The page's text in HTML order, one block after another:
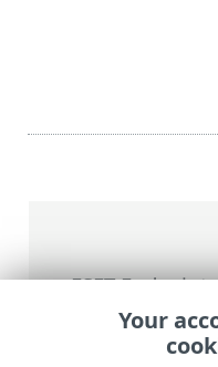
ESET Endpoint
وسائل الحماية
جدار حماية
Your